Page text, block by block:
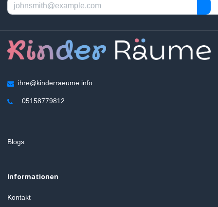
ihre@kinderraeume.info
05158779812
Blogs
Informationen
Kontakt